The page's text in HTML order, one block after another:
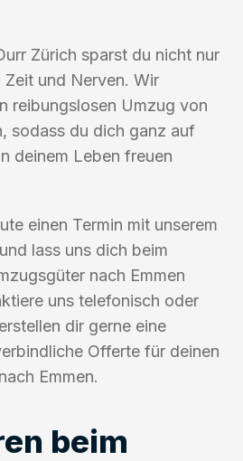
Zürich sparst du nicht nur
Zeit und Nerven. Wir
reibungslosen Umzug von
sodass du dich ganz auf
deinem Leben freuen
einen Termin mit unserem
lass uns dich beim
nach Emmen
uns telefonisch oder
dir gerne eine
Offerte für deinen
Emmen.
beim